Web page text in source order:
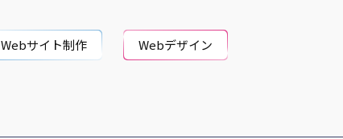
Webサイト制作 Webデザイン